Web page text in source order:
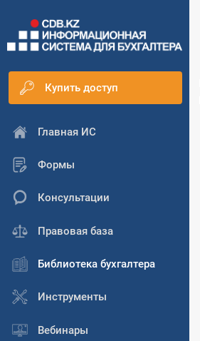
Купить доступ
Главная ИС
Формы
Консультации
Правовая база
Библиотека бухгалтера
Инструменты
Вебинары